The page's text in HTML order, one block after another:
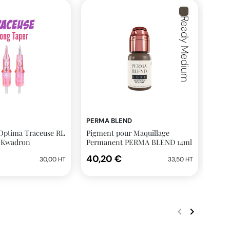
Traceuse RL
30,00 HT
Ready Medium
PERMA BLEND
Pigment pour Maquillage
Permanent PERMA BLEND 14ml
40,20 € 33,50 HT
Précédent
keyboard_arrow_left Suivant
keyboard_arrow_right